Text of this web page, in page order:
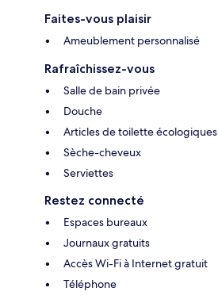
Faites-vous plaisir
Ameublement personnalisé
Rafraîchissez-vous
Salle de bain privée
Douche
Articles de toilette écologiques
Sèche-cheveux
Serviettes
Restez connecté
Espaces bureaux
Journaux gratuits
Accès Wi-Fi à Internet gratuit
Téléphone